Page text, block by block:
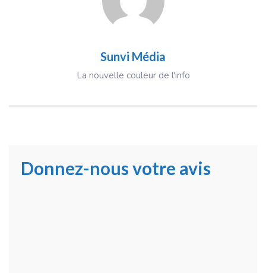
Sunvi Média
La nouvelle couleur de l'info
Donnez-nous votre avis